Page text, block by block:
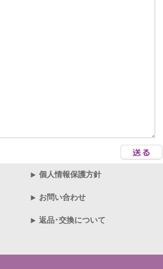
個人情報保護方針
お問い合わせ
返品･交換について